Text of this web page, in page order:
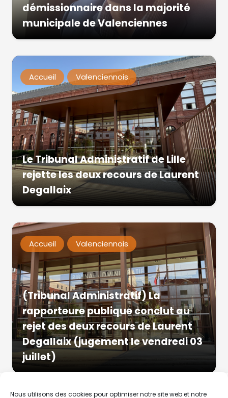
Nous utilisons des cookies pour optimiser notre site web et notre
démissionnaire dans la majorité
municipale de Valenciennes
Accueil Valenciennois
Le Tribunal Administratif de Lille
rejette les deux recours de Laurent
Degallaix
Accueil Valenciennois
(Tribunal Administratif) La
rapporteure publique conclut au
rejet des deux recours de Laurent
Degallaix (jugement le vendredi 03
juillet)